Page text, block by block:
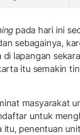
pada hari ini
sebagainya,
lapangan
itu semakin
masyarakat
untuk
itu, penentuan